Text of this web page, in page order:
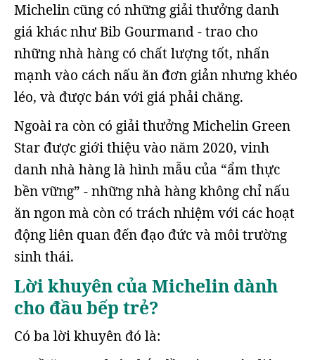
Michelin cũng có những giải thưởng danh
giá khác như Bib Gourmand - trao cho
những nhà hàng có chất lượng tốt, nhấn
mạnh vào cách nấu ăn đơn giản nhưng khéo
léo, và được bán với giá phải chăng.
Ngoài ra còn có giải thưởng Michelin Green
Star được giới thiệu vào năm 2020, vinh
danh nhà hàng là hình mẫu của “ẩm thực
bền vững” - những nhà hàng không chỉ nấu
ăn ngon mà còn có trách nhiệm với các hoạt
động liên quan đến đạo đức và môi trường
sinh thái.
Lời khuyên của Michelin dành
cho đầu bếp trẻ?
Có ba lời khuyên đó là: